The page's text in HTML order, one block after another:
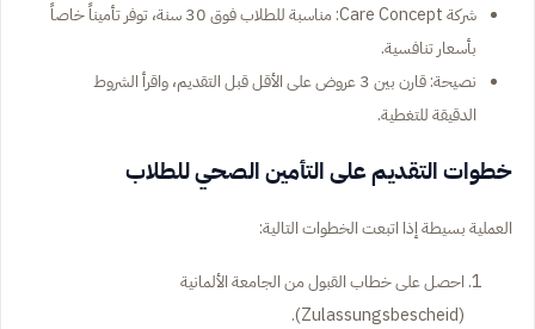
شركة Care Concept: مناسبة للطلاب فوق 30 سنة، توفر تأميناً خاصاً
بأسعار تنافسية.
نصيحة: قارن بين 3 عروض على الأقل قبل التقديم، واقرأ الشروط
الدقيقة للتغطية.
خطوات التقديم على التأمين الصحي للطلاب
العملية بسيطة إذا اتبعت الخطوات التالية:
احصل على خطاب القبول من الجامعة الألمانية
(Zulassungsbescheid).